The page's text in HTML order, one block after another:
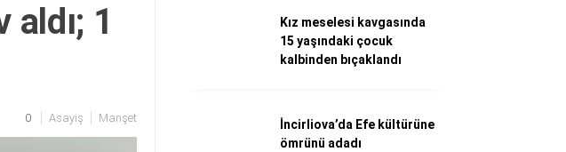
Aydın Haberleri
1
0 Asayiş Manşet
Kız meselesi kavgasında
15 yaşındaki çocuk
kalbinden bıçaklandı
İncirliova’da Efe kültürüne
ömrünü adadı